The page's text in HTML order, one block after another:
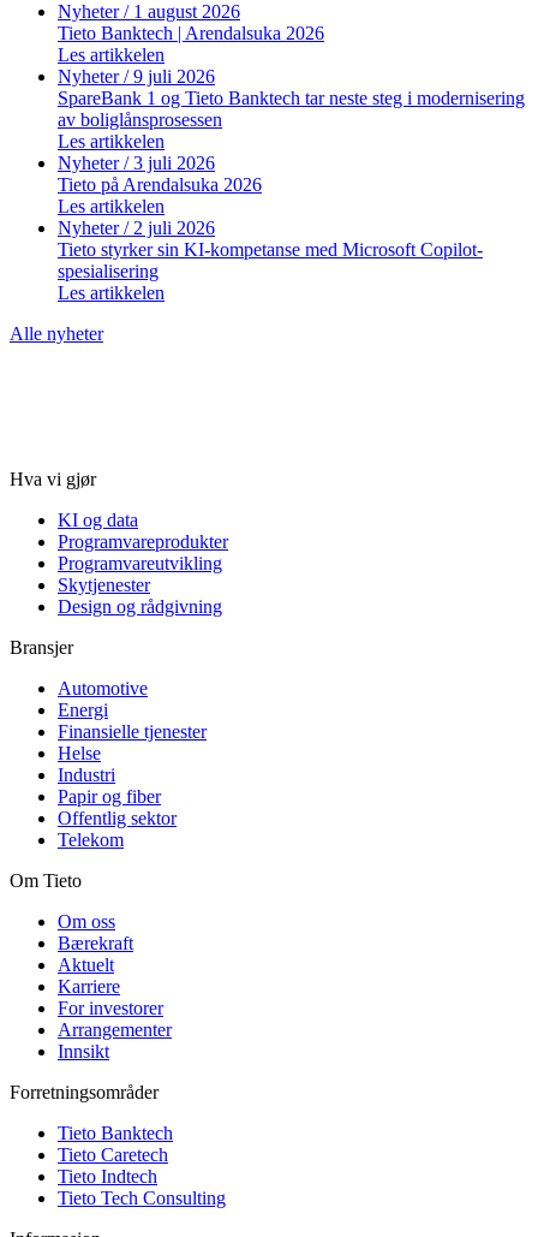
Nyheter/ 1 august 2026
Tieto Banktech | Arendalsuka 2026
Les artikkelen
Nyheter/ 9 juli 2026
SpareBank 1 og Tieto Banktech tar neste steg i modernisering
av boliglånsprosessen
Les artikkelen
Nyheter/ 3 juli 2026
Tieto på Arendalsuka 2026
Les artikkelen
Nyheter/ 2 juli 2026
Tieto styrker sin KI-kompetanse med Microsoft Copilot-
spesialisering
Les artikkelen
Alle nyheter
Hva vi gjør
KI og data
Programvareprodukter
Programvareutvikling
Skytjenester
Design og rådgivning
Bransjer
Automotive
Energi
Finansielle tjenester
Helse
Industri
Papir og fiber
Offentlig sektor
Telekom
Om Tieto
Om oss
Bærekraft
Aktuelt
Karriere
For investorer
Arrangementer
Innsikt
Forretningsområder
Tieto Banktech
Tieto Caretech
Tieto Indtech
Tieto Tech Consulting